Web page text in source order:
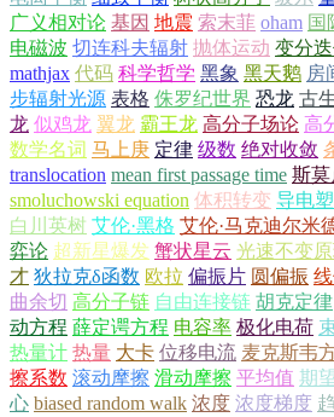
广义相对论 基因 地震 索末菲 oham 国
电磁波 切连科夫辐射 抛体运动 变分
mathjax 代码 科学哲学 黑象 黑天鹅 房
步辐射光源 表格 侏罗纪世界 恐龙 古
龙 似鸡龙 翼龙 霸王龙 高分子场论 高
数学名词 马上庚 定律 级数 绝对收敛
translocation mean first passage time 斯莫
smoluchowski equation 体积转变 导电
白川英树 艾伦·黑格 艾伦·马克迪尔米
弈论 超新星爆发 蟹状星云 光速不变
才 狄拉克δ函数 欧拉 偏振片 圆偏振
曲余切 高分子链 自由连接链 胡克定律
动方程 薛定谔方程 电容率 极化电荷
热量计 热量 大卡 位移电流 麦克斯韦
擦系数 滚动摩擦 滑动摩擦 平均值 期
心 biased random walk 浓度 浓度梯度